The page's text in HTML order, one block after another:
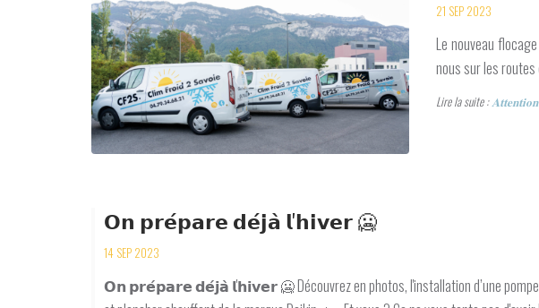
21 SEP 2023
Le nouveau
nous sur les
Lire la suite :
𝗢𝗻 𝗽𝗿𝗲́𝗽𝗮𝗿𝗲 𝗱𝗲́𝗷𝗮̀ 𝗹'𝗵𝗶𝘃𝗲𝗿 🥶
14 SEP 2023
𝗢𝗻 𝗽𝗿𝗲́𝗽𝗮𝗿𝗲 𝗱𝗲́𝗷𝗮̀ 𝗹'𝗵𝗶𝘃𝗲𝗿 🥶 Découvrez en photos, l'installation d’une pompe